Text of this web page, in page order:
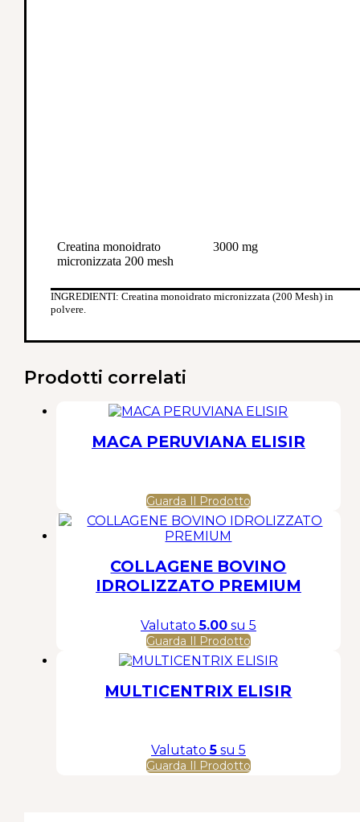
Creatina monoidrato
micronizzata 200 mesh
3000 mg
INGREDIENTI: Creatina monoidrato micronizzata (200 Mesh) in
polvere.
Prodotti correlati
MACA PERUVIANA ELISIR
Guarda Il Prodotto
COLLAGENE BOVINO
IDROLIZZATO PREMIUM
Valutato5.00su 5
Guarda Il Prodotto
prodotto
ha
più
varianti.
MULTICENTRIX ELISIR
Valutato5su 5
Guarda Il Prodotto